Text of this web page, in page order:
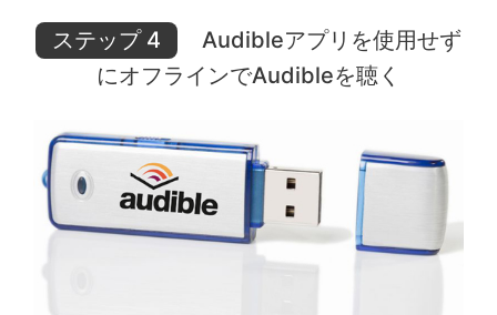
ステップ 4
Audibleアプリを使用せず
にオフラインでAudibleを聴く